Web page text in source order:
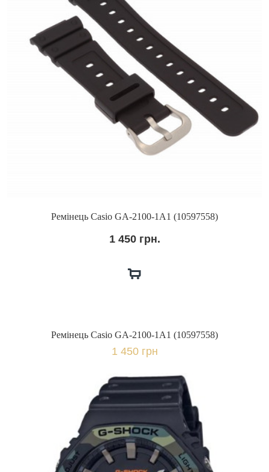
Ремінець Casio GA-2100-1A1 (10597558)
1 450 грн.
Ремінець Casio GA-2100-1A1 (10597558)
1 450 грн